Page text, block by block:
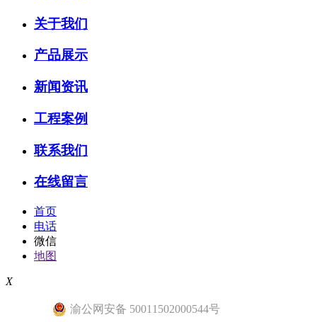
关于我们
产品展示
新闻资讯
工程案例
联系我们
在线留言
首页
电话
微信
地图
X
渝公网安备 50011502000544号